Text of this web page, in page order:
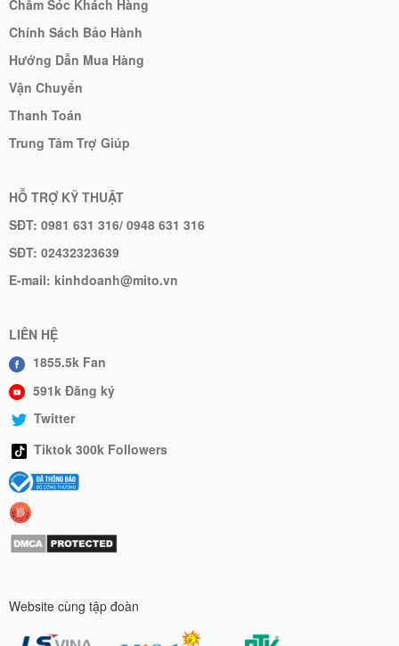
Chăm Sóc Khách Hàng
Chính Sách Bảo Hành
Hướng Dẫn Mua Hàng
Vận Chuyển
Thanh Toán
Trung Tâm Trợ Giúp
HỖ TRỢ KỸ THUẬT
SĐT: 0981 631 316/ 0948 631 316
SĐT: 02432323639
E-mail: kinhdoanh@mito.vn
LIÊN HỆ
1855.5k Fan
591k Đăng ký
Twitter
Tiktok 300k Followers
Website cùng tập đoàn